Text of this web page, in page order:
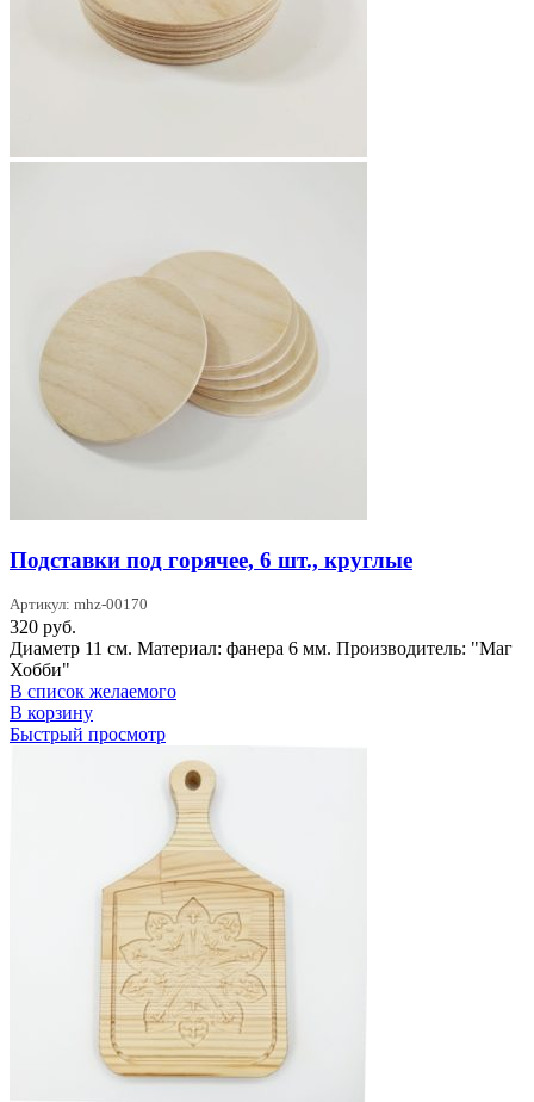
Подставки под горячее, 6 шт., круглые
Артикул: mhz-00170
320 руб.
Диаметр 11 см. Материал: фанера 6 мм. Производитель: "Маг
Хобби"
В список желаемого
В корзину
Быстрый просмотр